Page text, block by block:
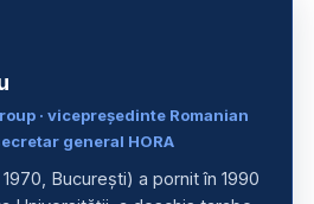
· vicepreședinte Romanian
general HORA
București) a pornit în 1990